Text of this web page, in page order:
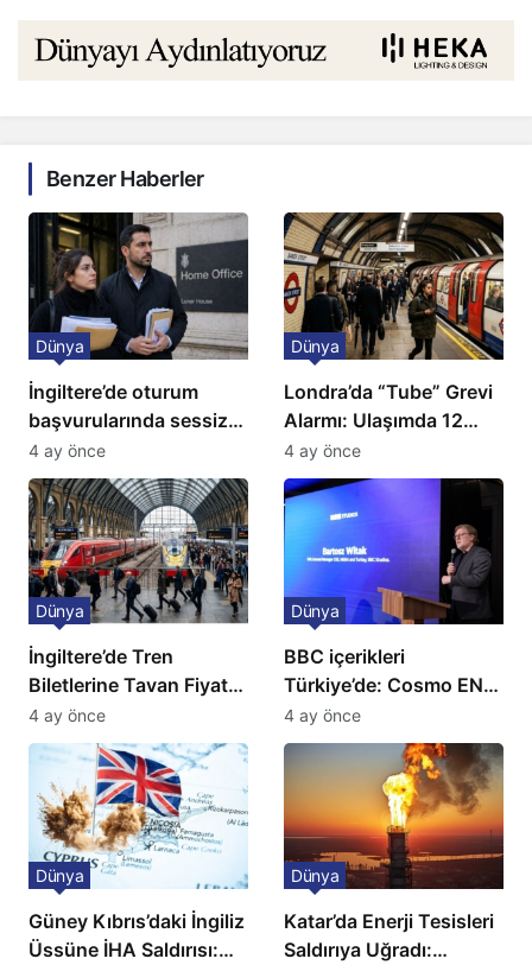
Benzer Haberler
İngiltere’de oturum
başvurularında sessiz
kriz: Büyükelçilikten
açıklama!
Dünya
4 ay önce
Londra’da “Tube” Grevi
Alarmı: Ulaşımda 12
Günlük Kaos Kapıda
Dünya
4 ay önce
İngiltere’de Tren
Biletlerine Tavan Fiyat:
Ulaşımda Yeni
Düzenleme
Dünya
4 ay önce
BBC içerikleri
Türkiye’de: Cosmo EN
ve BBC Player yayında
Dünya
4 ay önce
Güney Kıbrıs’daki İngiliz
Üssüne İHA Saldırısı:
Dünya
Katar’da Enerji Tesisleri
Saldırıya Uğradı:
Dünya